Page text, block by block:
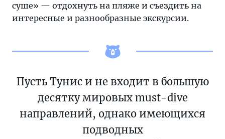
суше» — отдохнуть на пляже и съездить на
интересные и разнообразные экскурсии.
Пусть Тунис и не входит в большую
десятку мировых must-dive
направлений, однако имеющихся
подводных